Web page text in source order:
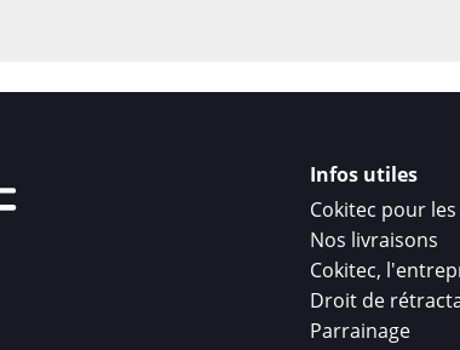
Infos utiles
Cokitec pour
Nos livraisons
Cokitec,
Droit de
Parrainage